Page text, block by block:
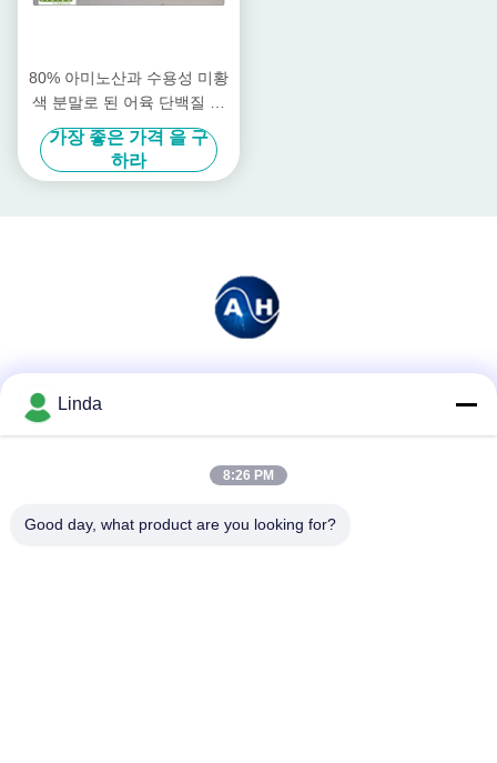
80% 아미노산과 수용성 미황
색 분말로 된 어육 단백질 비
료
가장 좋은 가격 을 구
하라
전화
Linda
8:26 PM
Good day, what product are you looking for?